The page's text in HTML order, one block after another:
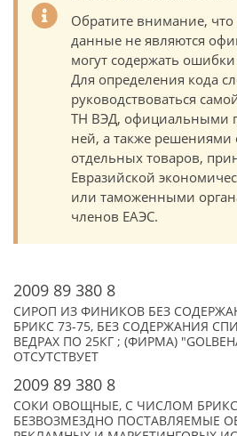
Обратите внимание,
данные не являются
могут содержать
Для определения кода
руководствоваться
ТН ВЭД, официальными
ней, а также решениями
отдельных товаров,
Евразийской
или таможенными
членов ЕАЭС.
2009 89 380 8
СИРОП ИЗ ФИНИКОВ БЕЗ
БРИКС 73-75, БЕЗ СОДЕРЖАНИЯ
ВЕДРАХ ПО 25КГ ; (ФИРМА)
ОТСУТСТВУЕТ
2009 89 380 8
СОКИ ОВОЩНЫЕ, С ЧИСЛОМ
БЕЗВОЗМЕЗДНО ПОСТАВЛЯЕМЫЕ